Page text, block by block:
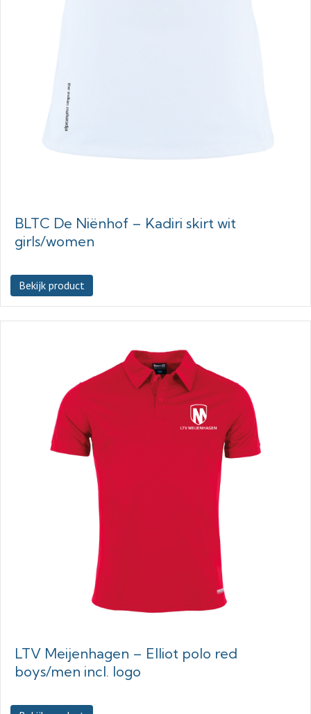
BLTC De Niënhof – Kadiri skirt wit
girls/women
Bekijk product
LTV Meijenhagen – Elliot polo red
boys/men incl. logo